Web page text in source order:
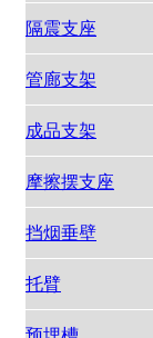
隔震支座
管廊支架
成品支架
摩擦摆支座
挡烟垂壁
托臂